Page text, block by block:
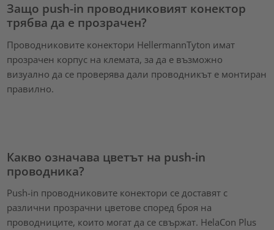
Защо push-in проводниковият конектор
трябва да е прозрачен?
Проводниковите конектори HellermannTyton имат
прозрачен корпус на клемата, за да е възможно
визуално да се проверява дали проводникът е монтиран
правилно.
Какво означава цветът на push-in
проводника?
Push-in проводниковите конектори се доставят с
различни прозрачни цветове според броя на
проводниците, които могат да се свържат. HelaCon Plus